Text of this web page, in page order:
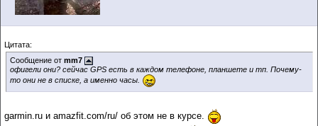
Цитата:
Сообщение от mm7
офигели они? сейчас GPS есть в каждом телефоне, планшете и тп. Почему-
то они не в списке, а именно часы.
garmin.ru и amazfit.com/ru/ об этом не в курсе.